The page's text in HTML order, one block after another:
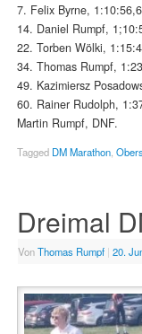
7. Felix Byrne,
14. Daniel Rumpf,
22. Torben Wölki,
34. Thomas Rumpf,
49. Kazimiersz
60. Rainer Rudolph,
Martin Rumpf, DNF.
Tagged DM Marathon,
Dreimal
VonThomas Rumpf | 20.